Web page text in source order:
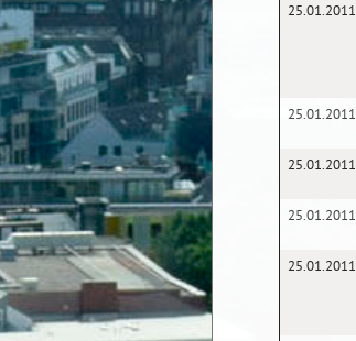
25.01.2011
25.01.2011
25.01.2011
25.01.2011
25.01.2011